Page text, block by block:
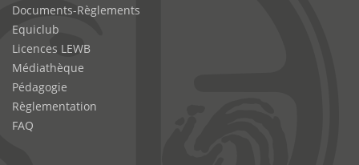
Documents-Règlements
Equiclub
Licences LEWB
Médiathèque
Pédagogie
Règlementation
FAQ